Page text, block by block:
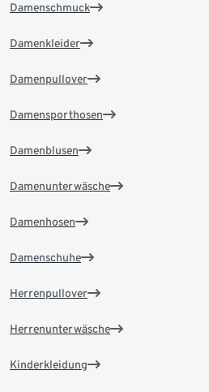
Damenschmuck
Damenkleider
Damenpullover
Damensporthosen
Damenblusen
Damenunterwäsche
Damenhosen
Damenschuhe
Herrenpullover
Herrenunterwäsche
Kinderkleidung